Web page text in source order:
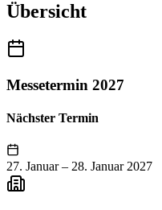
Übersicht
Messetermin 2027
Nächster Termin
27. Januar – 28. Januar 2027